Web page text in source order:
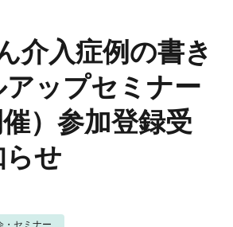
ナー
一覧
ジウム
ンファランス
プ
制度
介入症例の書き
ップセミナー
催）参加登録受
せ
・セミナー